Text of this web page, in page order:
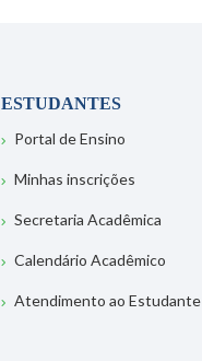
ESTUDANTES
Portal de Ensino
Minhas inscrições
Secretaria Acadêmica
Calendário Acadêmico
Atendimento ao Estudante